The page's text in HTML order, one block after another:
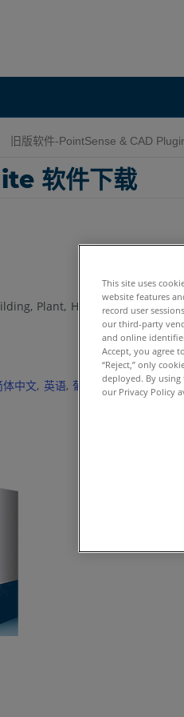
旧版软件-PointSense & CAD
软件下载
Plant Heritage Revit
体中文 英语 葡萄牙语 西班牙语
This site uses
website features
record user
our third-party
and online
Accept, you agree
“Reject,” only
deployed. By using
our Privacy Policy